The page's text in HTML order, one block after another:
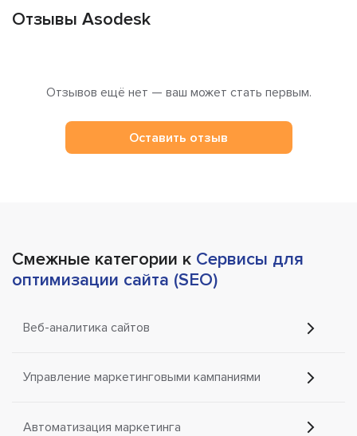
Отзывы Asodesk
Отзывов ещё нет — ваш может стать первым.
Оставить отзыв
Смежные категории к Сервисы для
оптимизации сайта (SEO)
Веб-аналитика сайтов
Управление маркетинговыми кампаниями
Автоматизация маркетинга